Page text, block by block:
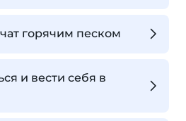
горячим песком
и вести себя в